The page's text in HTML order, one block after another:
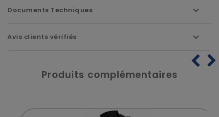
Documents Techniques
Avis clients vérifiés
Produits complémentaires